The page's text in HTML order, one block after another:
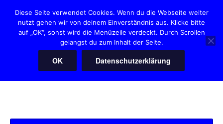
Inhalt
springenHANNOVER HEARTIES
"Der" Squaredanceclub in Hannover
Menü
Diese Seite verwendet Cookies. Wenn du die Webseite weiter
nutzt gehen wir von deinem Einverständnis aus. Klicke bitte
auf „OK“, sonst wird die Menüzeile verdeckt. Durch Scrollen
gelangst du zum Inhalt der Seite.
OK Datenschutzerklärung